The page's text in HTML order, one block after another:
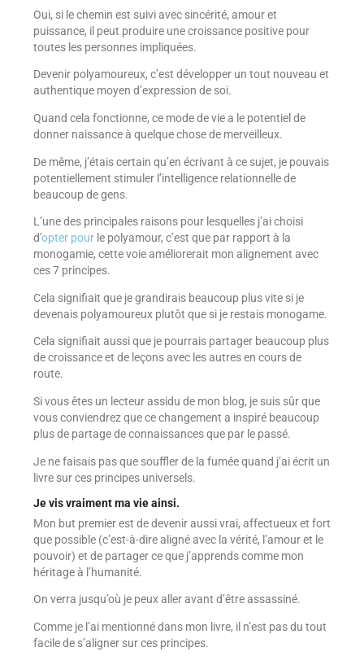
Oui, si le chemin est suivi avec sincérité, amour et
puissance, il peut produire une croissance positive pour
toutes les personnes impliquées.
Devenir polyamoureux, c’est développer un tout nouveau et
authentique moyen d’expression de soi.
Quand cela fonctionne, ce mode de vie a le potentiel de
donner naissance à quelque chose de merveilleux.
De même, j’étais certain qu’en écrivant à ce sujet, je pouvais
potentiellement stimuler l’intelligence relationnelle de
beaucoup de gens.
L’une des principales raisons pour lesquelles j’ai choisi
d’opter pourle polyamour, c’est que par rapport à la
monogamie, cette voie améliorerait mon alignement avec
ces 7 principes.
Cela signifiait que je grandirais beaucoup plus vite si je
devenais polyamoureux plutôt que si je restais monogame.
Cela signifiait aussi que je pourrais partager beaucoup plus
de croissance et de leçons avec les autres en cours de
route.
Si vous êtes un lecteur assidu de mon blog, je suis sûr que
vous conviendrez que ce changement a inspiré beaucoup
plus de partage de connaissances que par le passé.
Je ne faisais pas que souffler de la fumée quand j’ai écrit un
livre sur ces principes universels.
Je vis vraiment ma vie ainsi.
Mon but premier est de devenir aussi vrai, affectueux et fort
que possible (c’est-à-dire aligné avec la vérité, l’amour et le
pouvoir) et de partager ce que j’apprends comme mon
héritage à l’humanité.
On verra jusqu’où je peux aller avant d’être assassiné.
Comme je l’ai mentionné dans mon livre, il n’est pas du tout
facile de s’aligner sur ces principes.